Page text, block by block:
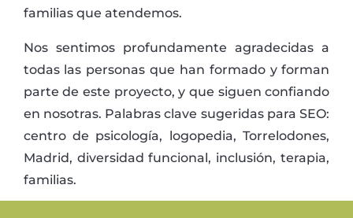
familias que atendemos.
Nos sentimos profundamente agradecidas a
todas las personas que han formado y forman
parte de este proyecto, y que siguen confiando
en nosotras. Palabras clave sugeridas para SEO:
centro de psicología, logopedia, Torrelodones,
Madrid, diversidad funcional, inclusión, terapia,
familias.